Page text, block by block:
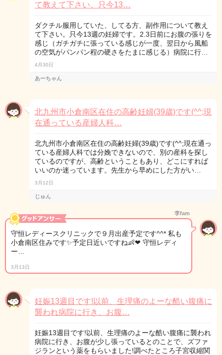
て教えて下さい。只今13…
ダクチル服用していた、してる方、副作用について教え
て下さい。只今13週の妊婦です。2.3日前にお腹の張りを
感じ（ガチガチに張っている感じが一度、翌日から風船
の空気がパンパン程の硬さをたまに感じる）病院に行…
4月30日
あーちゃん
北九州市小倉南区在住の高齢妊婦(39歳)です(^^;現
在通っている産婦人科…
北九州市小倉南区在住の高齢妊婦(39歳)です(^^;現在通っ
ている産婦人科では分娩できないので、別の産科を探し
ているのですが、高齢ということもあり、どこにすれば
いいのか迷っています。先生から早めにした方がい…
3月12日
じゅん
李fam
守恒レディースクリニックで９月出産予定です^^* 私も
小倉南区住みです✨予定日近いですね👶❤ 守恒レディ
ー…
3月13日
妊娠13週目です!以前、生理痛のよーな酷い腹痛に
襲われ病院に行き、お腹…
妊娠13週目です!以前、生理痛のよーな酷い腹痛に襲われ
病院に行き、お腹が少し張っているとのことで、ズファ
ジランという薬をもらいました!調べたところ子宮収縮関